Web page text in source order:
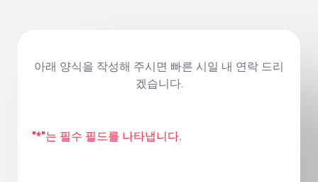
아래 양식을 작성해 주시면 빠른 시일 내 연락 드리
겠습니다.
"*"는 필수 필드를 나타냅니다.